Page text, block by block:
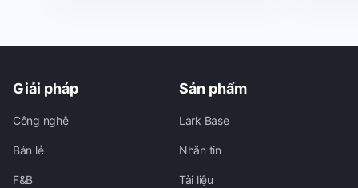
Giải pháp
Công nghệ
Bán lẻ
F&B
Sản phẩm
Lark Base
Nhắn tin
Tài liệu